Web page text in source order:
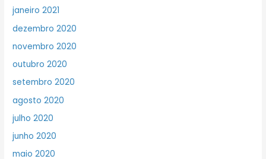
janeiro 2021
dezembro 2020
novembro 2020
outubro 2020
setembro 2020
agosto 2020
julho 2020
junho 2020
maio 2020